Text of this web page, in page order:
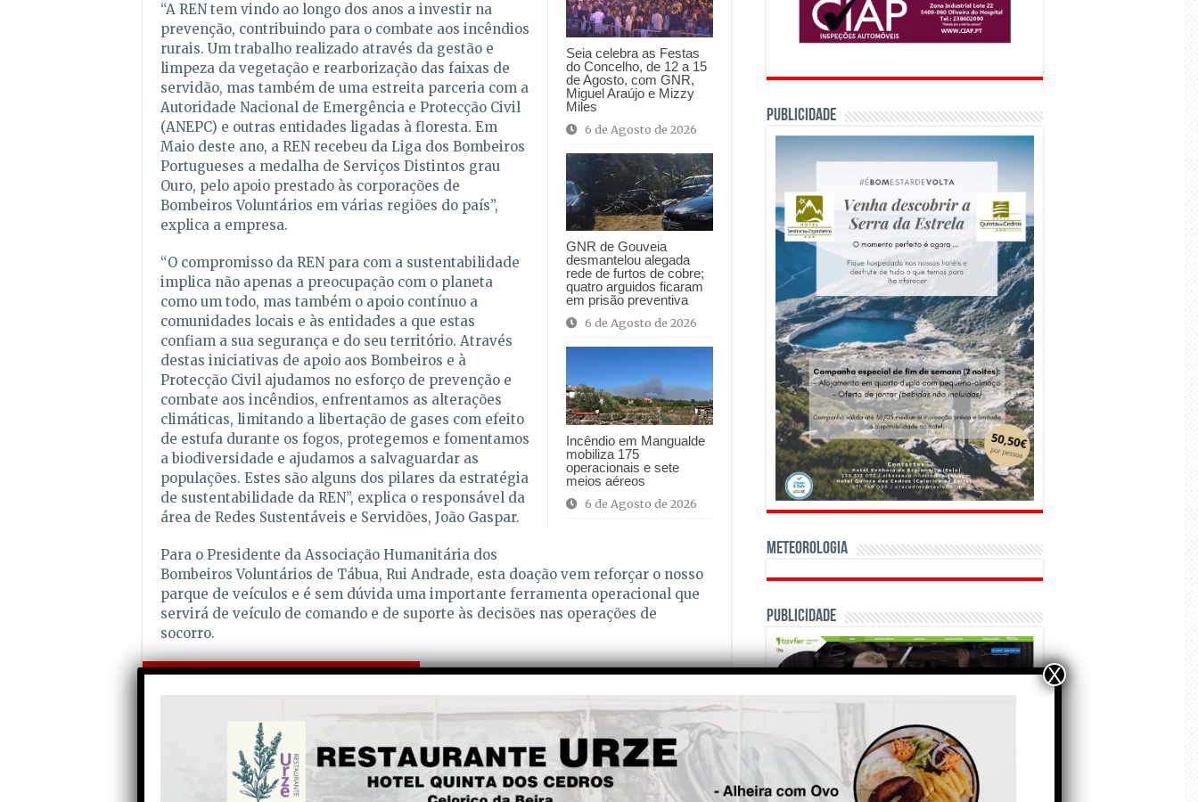
Seia celebra as Festas
do Concelho, de 12 a 15
de Agosto, com GNR,
Miguel Araújo e Mizzy
Miles
6 de Agosto de 2026
GNR de Gouveia
desmantelou alegada
rede de furtos de cobre;
quatro arguidos ficaram
em prisão preventiva
6 de Agosto de 2026
Incêndio em Mangualde
mobiliza 175
operacionais e sete
meios aéreos
6 de Agosto de 2026
“A REN tem vindo ao longo dos anos a investir na
prevenção, contribuindo para o combate aos incêndios
rurais. Um trabalho realizado através da gestão e
limpeza da vegetação e rearborização das faixas de
servidão, mas também de uma estreita parceria com a
Autoridade Nacional de Emergência e Protecção Civil
(ANEPC) e outras entidades ligadas à floresta. Em
Maio deste ano, a REN recebeu da Liga dos Bombeiros
Portugueses a medalha de Serviços Distintos grau
Ouro, pelo apoio prestado às corporações de
Bombeiros Voluntários em várias regiões do país”,
explica a empresa.
“O compromisso da REN para com a sustentabilidade
implica não apenas a preocupação com o planeta
como um todo, mas também o apoio contínuo a
comunidades locais e às entidades a que estas
confiam a sua segurança e do seu território. Através
destas iniciativas de apoio aos Bombeiros e à
Protecção Civil ajudamos no esforço de prevenção e
combate aos incêndios, enfrentamos as alterações
climáticas, limitando a libertação de gases com efeito
de estufa durante os fogos, protegemos e fomentamos
a biodiversidade e ajudamos a salvaguardar as
populações. Estes são alguns dos pilares da estratégia
de sustentabilidade da REN”, explica o responsável da
área de Redes Sustentáveis e Servidões, João Gaspar.
Para o Presidente da Associação Humanitária dos
Bombeiros Voluntários de Tábua, Rui Andrade, esta doação vem reforçar o nosso
parque de veículos e é sem dúvida uma importante ferramenta operacional que
servirá de veículo de comando e de suporte às decisões nas operações de
socorro.
Troço do antigo IP5 em Viseu
vai entrar em obras…
Seg.
Distrito de Viseu recebe “40
milhões para 67 projectos”
na área social
PUBLICIDADE
Meteorologia
Publicidade
X